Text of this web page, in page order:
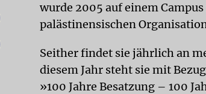
wurde 2005 auf einem
palästinensischen
Seither findet sie jährlich an
diesem Jahr steht sie mit
»100 Jahre Besatzung – 100